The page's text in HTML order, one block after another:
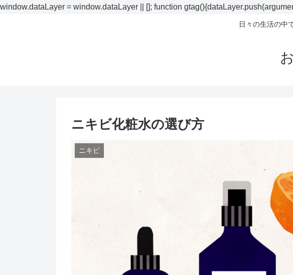
window.dataLayer = window.dataLayer || []; function
日々の生活の中
ニキビ化粧水の選び方
ニキビ